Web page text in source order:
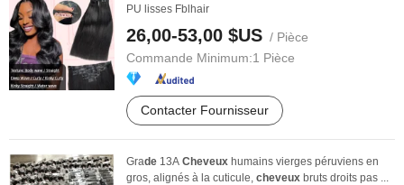
PU lisses Fblhair
26,00-53,00 $US / Pièce
Commande Minimum:1 Pièce
Contacter Fournisseur
Grade 13A Cheveux humains vierges péruviens en
gros, alignés à la cuticule, cheveux bruts droits pas ...